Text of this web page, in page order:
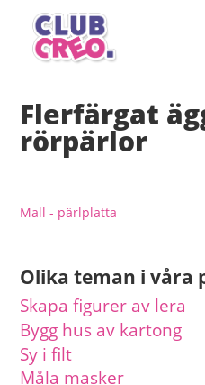
Flerfärgat
rörpärlor
Mall - pärlplatta
Olika teman i våra
Skapa figurer av lera
Bygg hus av kartong
Sy i filt
Måla masker